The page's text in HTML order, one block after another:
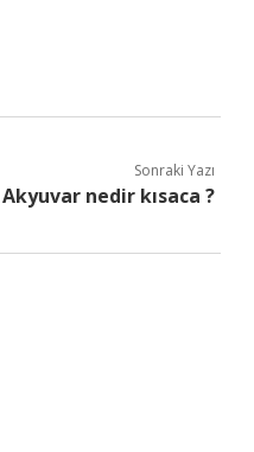
Sonraki Yazı
Akyuvar nedir kısaca ?